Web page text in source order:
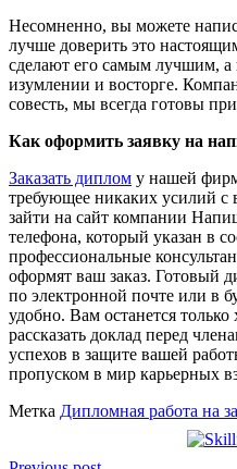
Несомненно, вы можете
лучше доверить это
сделают его самым лучшим, а
изумлении и восторге.
совесть, мы всегда готовы
Как оформить заявку на
Заказать диплом у нашей
требующее никаких усилий с
зайти на сайт компании
телефона, который указан в
профессиональные
оформят ваш заказ. Готовый
по электронной почте или в
удобно. Вам останется
рассказать доклад перед
успехов в защите вашей
пропуском в мир карьерных
Метка Дипломная работа на